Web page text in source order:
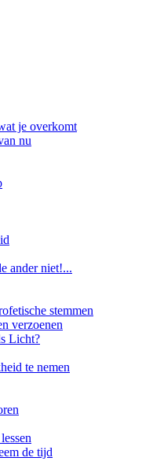
je overkomt
nu
ander niet!...
stemmen
verzoenen
Licht?
te nemen
de tijd